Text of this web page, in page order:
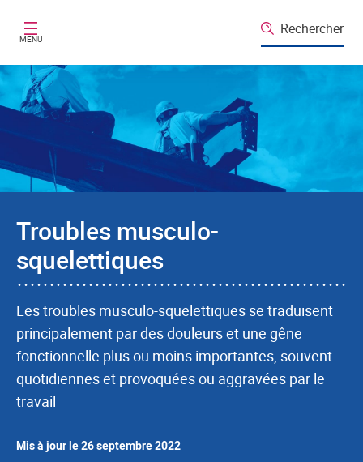
MENU
Rechercher
Troubles musculo-
squelettiques
Les troubles musculo-squelettiques se traduisent
principalement par des douleurs et une gêne
fonctionnelle plus ou moins importantes, souvent
quotidiennes et provoquées ou aggravées par le
travail
Mis à jour le 26 septembre 2022